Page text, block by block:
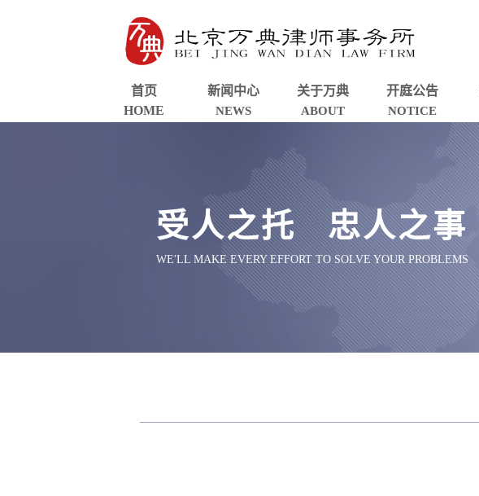
首页
HOME
新闻中心
NEWS
关于万典
ABOUT
开庭公告
NOTICE
受人之托 忠人之事
WE'LL MAKE EVERY EFFORT TO SOLVE YOUR PROBLEMS